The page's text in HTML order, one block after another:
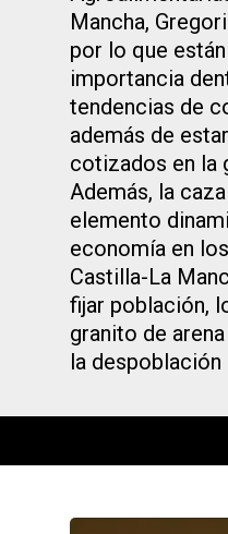
Mancha,
por lo que
importancia
tendencias de
además de
cotizados en la
Además, la
elemento
economía en
Castilla-La
fijar población,
granito de
la despoblación